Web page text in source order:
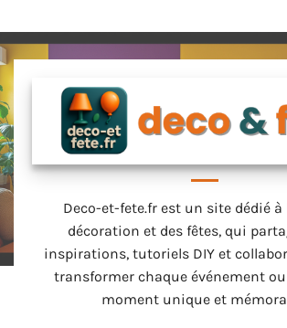
Deco-et-fete.fr est un site dédié à
décoration et des fêtes, qui
inspirations, tutoriels DIY et
transformer chaque événement ou
moment unique et